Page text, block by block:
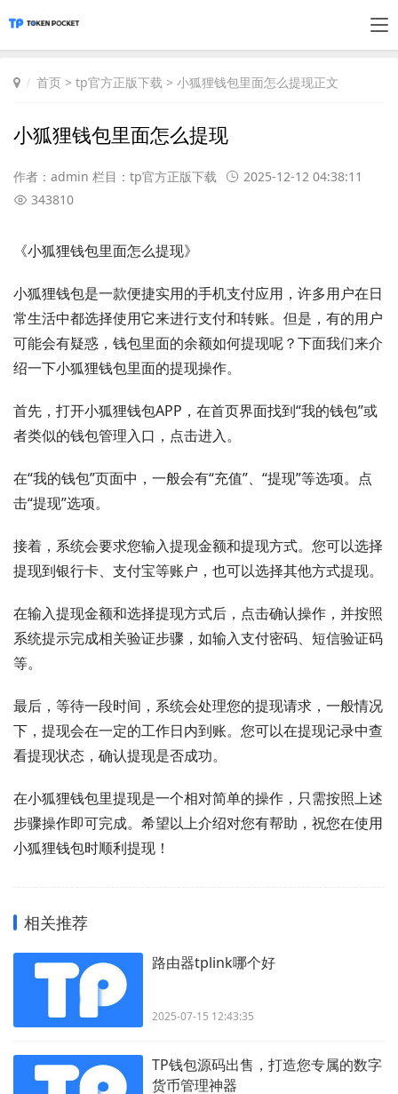
首页 > tp官方正版下载 > 小狐狸钱包里面怎么提现正文
小狐狸钱包里面怎么提现
作者：admin 栏目： tp官方正版下载
2025-12-12 04:38:11
343810
《小狐狸钱包里面怎么提现》
小狐狸钱包是一款便捷实用的手机支付应用，许多用户在日
常生活中都选择使用它来进行支付和转账。但是，有的用户
可能会有疑惑，钱包里面的余额如何提现呢？下面我们来介
绍一下小狐狸钱包里面的提现操作。
首先，打开小狐狸钱包APP，在首页界面找到“我的钱包”或
者类似的钱包管理入口，点击进入。
在“我的钱包”页面中，一般会有“充值”、“提现”等选项。点
击“提现”选项。
接着，系统会要求您输入提现金额和提现方式。您可以选择
提现到银行卡、支付宝等账户，也可以选择其他方式提现。
在输入提现金额和选择提现方式后，点击确认操作，并按照
系统提示完成相关验证步骤，如输入支付密码、短信验证码
等。
最后，等待一段时间，系统会处理您的提现请求，一般情况
下，提现会在一定的工作日内到账。您可以在提现记录中查
看提现状态，确认提现是否成功。
在小狐狸钱包里提现是一个相对简单的操作，只需按照上述
步骤操作即可完成。希望以上介绍对您有帮助，祝您在使用
小狐狸钱包时顺利提现！
相关推荐
路由器tplink哪个好
2025-07-15 12:43:35
TP钱包源码出售，打造您专属的数字
货币管理神器